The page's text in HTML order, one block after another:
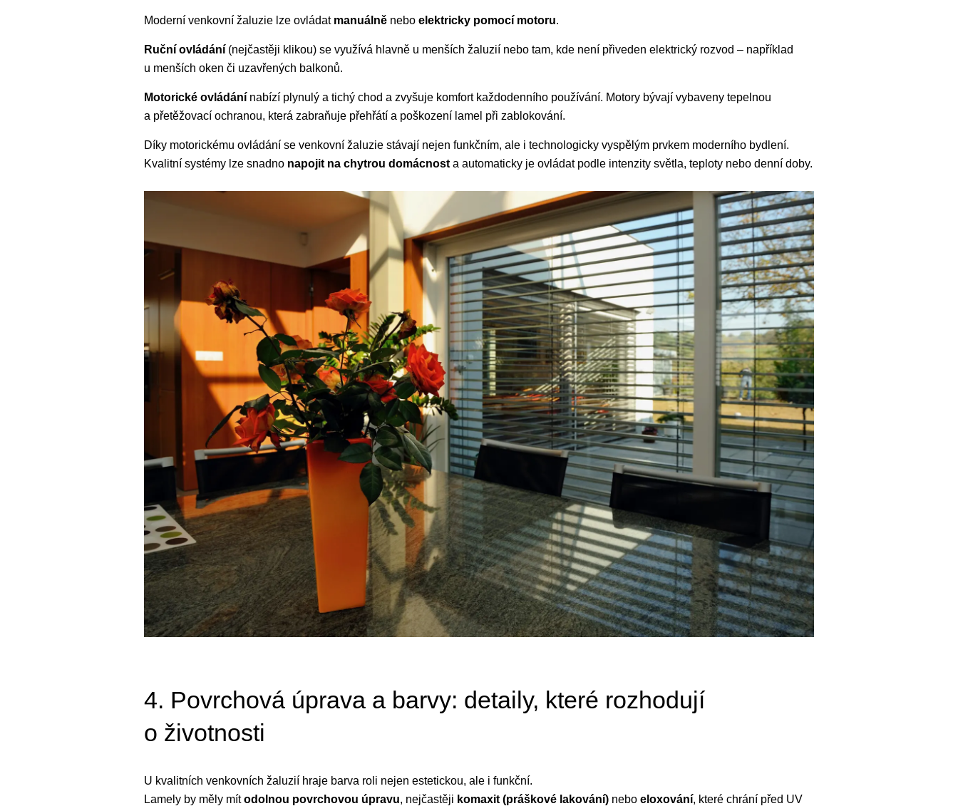
Moderní venkovní žaluzie lze ovládat manuálně nebo elektricky pomocí motoru.
Ruční ovládání (nejčastěji klikou) se využívá hlavně u menších žaluzií nebo tam, kde není přiveden elektrický rozvod – například
u menších oken či uzavřených balkonů.
Motorické ovládání nabízí plynulý a tichý chod a zvyšuje komfort každodenního používání. Motory bývají vybaveny tepelnou
a přetěžovací ochranou, která zabraňuje přehřátí a poškození lamel při zablokování.
Díky motorickému ovládání se venkovní žaluzie stávají nejen funkčním, ale i technologicky vyspělým prvkem moderního bydlení.
Kvalitní systémy lze snadno napojit na chytrou domácnost a automaticky je ovládat podle intenzity světla, teploty nebo denní doby.
4. Povrchová úprava a barvy: detaily, které rozhodují
o životnosti
U kvalitních venkovních žaluzií hraje barva roli nejen estetickou, ale i funkční.
Lamely by měly mítodolnou povrchovou úpravu, nejčastěji komaxit (práškové lakování) nebo eloxování, které chrání před UV